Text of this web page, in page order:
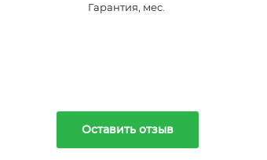
Гарантия, мес.
Оставить отзыв